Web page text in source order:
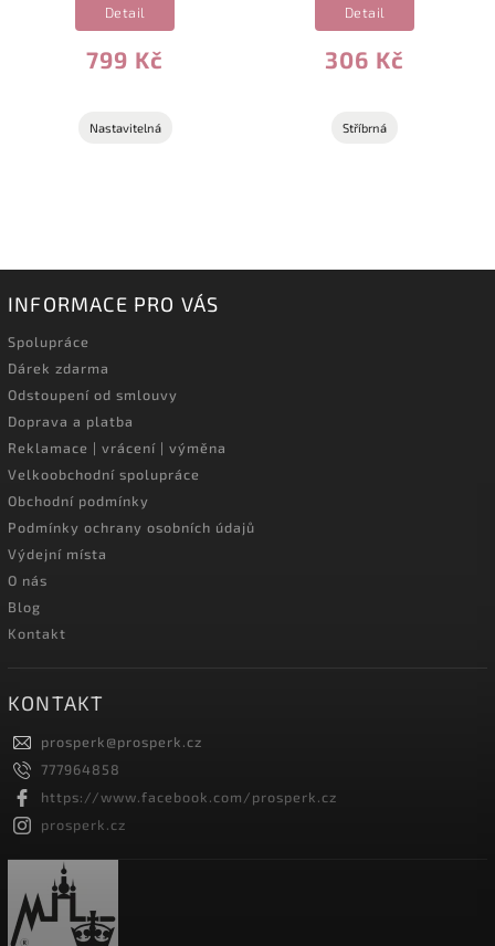
799 Kč
Detail
Nastavitelná
306 Kč
Detail
Stříbrná
INFORMACE PRO VÁS
Spolupráce
Dárek zdarma
Odstoupení od smlouvy
Doprava a platba
Reklamace | vrácení | výměna
Velkoobchodní spolupráce
Obchodní podmínky
Podmínky ochrany osobních údajů
Výdejní místa
O nás
Blog
Kontakt
KONTAKT
prosperk@prosperk.cz
777964858
https://www.facebook.com/prosperk.cz
prosperk.cz